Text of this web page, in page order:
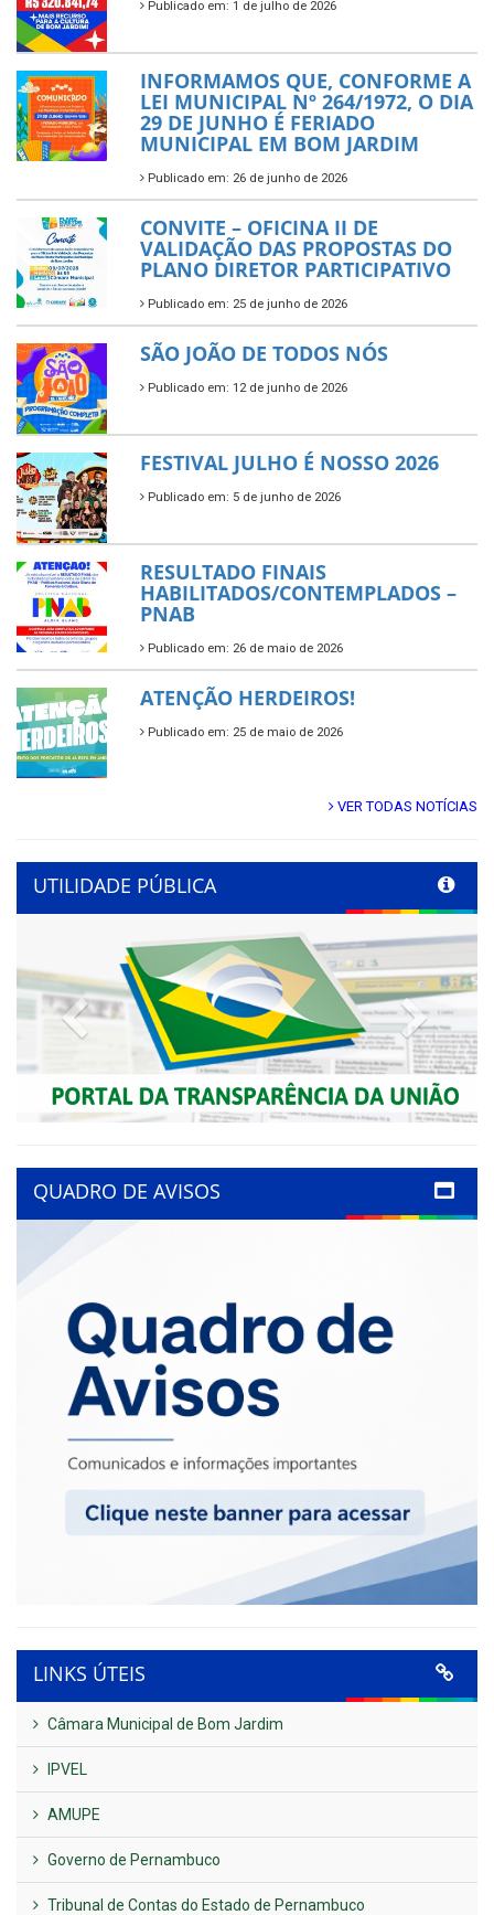
Publicado em: 1 de julho de 2026
INFORMAMOS QUE, CONFORME A
LEI MUNICIPAL Nº 264/1972, O DIA
29 DE JUNHO É FERIADO
MUNICIPAL EM BOM JARDIM
Publicado em: 26 de junho de 2026
CONVITE – OFICINA II DE
VALIDAÇÃO DAS PROPOSTAS DO
PLANO DIRETOR PARTICIPATIVO
Publicado em: 25 de junho de 2026
SÃO JOÃO DE TODOS NÓS
Publicado em: 12 de junho de 2026
FESTIVAL JULHO É NOSSO 2026
Publicado em: 5 de junho de 2026
RESULTADO FINAIS
HABILITADOS/CONTEMPLADOS –
PNAB
Publicado em: 26 de maio de 2026
ATENÇÃO HERDEIROS!
Publicado em: 25 de maio de 2026
VER TODAS NOTÍCIAS
UTILIDADE PÚBLICA
Previous Next
QUADRO DE AVISOS
LINKS ÚTEIS
Câmara Municipal de Bom Jardim
IPVEL
AMUPE
Governo de Pernambuco
Tribunal de Contas do Estado de Pernambuco